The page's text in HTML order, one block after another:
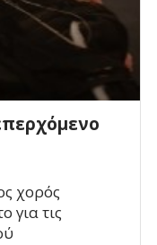
χορός
για τις